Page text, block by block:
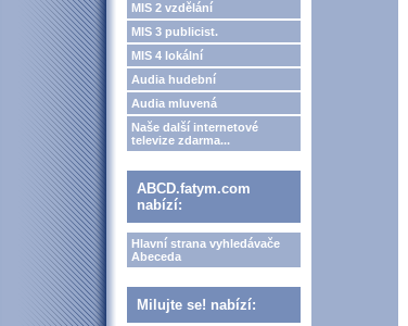
MIS 2 vzdělání
MIS 3 publicist.
MIS 4 lokální
Audia hudební
Audia mluvená
Naše další internetové
televize zdarma...
ABCD.fatym.com
nabízí:
Hlavní strana vyhledávače
Abeceda
Milujte se! nabízí: